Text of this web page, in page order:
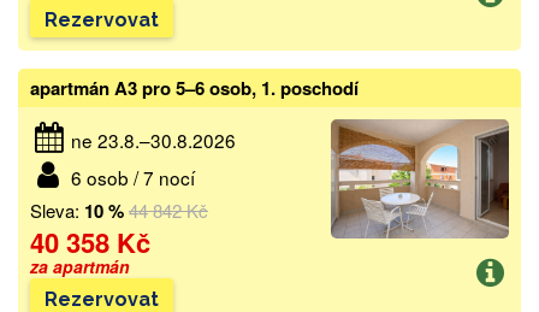
Rezervovat
apartmán A3 pro 5–6 osob, 1. poschodí
ne 23.8.–30.8.2026
6 osob / 7 nocí
Sleva: 10 %44 842 Kč
40 358 Kč
za apartmán
Rezervovat